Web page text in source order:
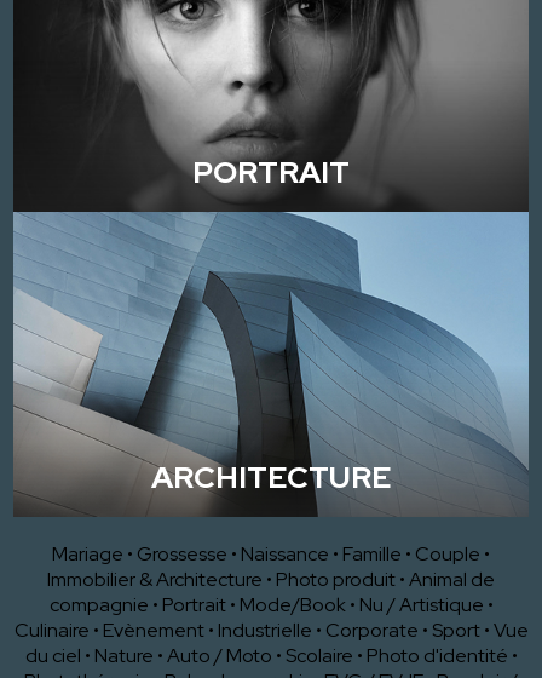
PORTRAIT
ARCHITECTURE
Mariage • Grossesse • Naissance • Famille • Couple •
Immobilier & Architecture • Photo produit•Animal de
compagnie • Portrait • Mode/Book • Nu / Artistique •
Culinaire • Evènement • Industrielle • Corporate • Sport •Vue
du ciel • Nature •Auto / Moto • Scolaire • Photo d'identité •